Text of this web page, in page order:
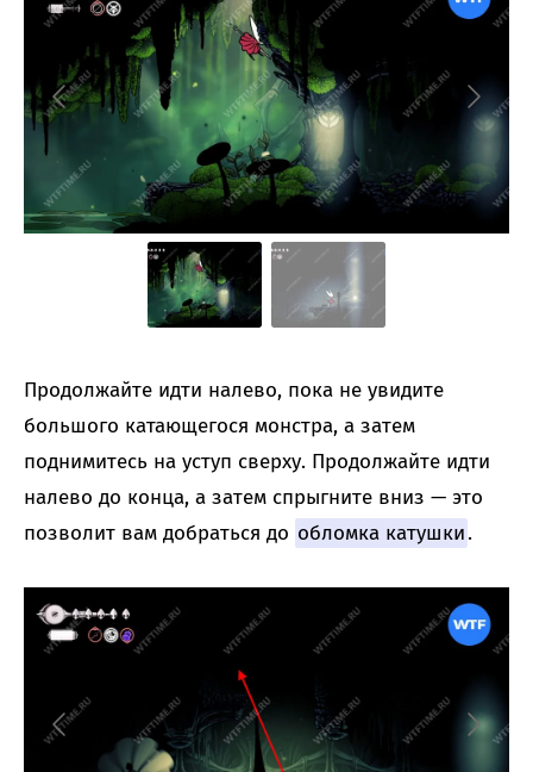
Продолжайте идти налево, пока не увидите
большого катающегося монстра, а затем
поднимитесь на уступ сверху. Продолжайте идти
налево до конца, а затем спрыгните вниз — это
позволит вам добраться до обломка катушки.